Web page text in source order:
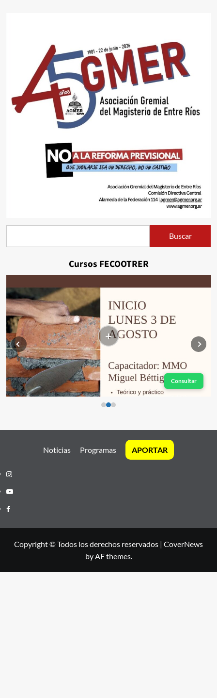
Buscar
Cursos FECOOTRER
+
Consultar
Noticias Programas APORTAR
Instagram
Youtube
Facebook
Copyright © Todos los derechos reservados | CoverNews
by AF themes.